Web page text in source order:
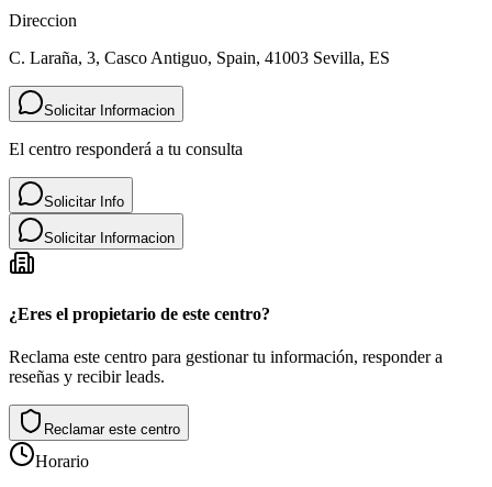
Direccion
C. Laraña, 3, Casco Antiguo, Spain, 41003 Sevilla, ES
Solicitar Informacion
El centro responderá a tu consulta
Solicitar Info
Solicitar Informacion
¿Eres el propietario de este centro?
Reclama este centro para gestionar tu información, responder a
reseñas y recibir leads.
Reclamar este centro
Horario